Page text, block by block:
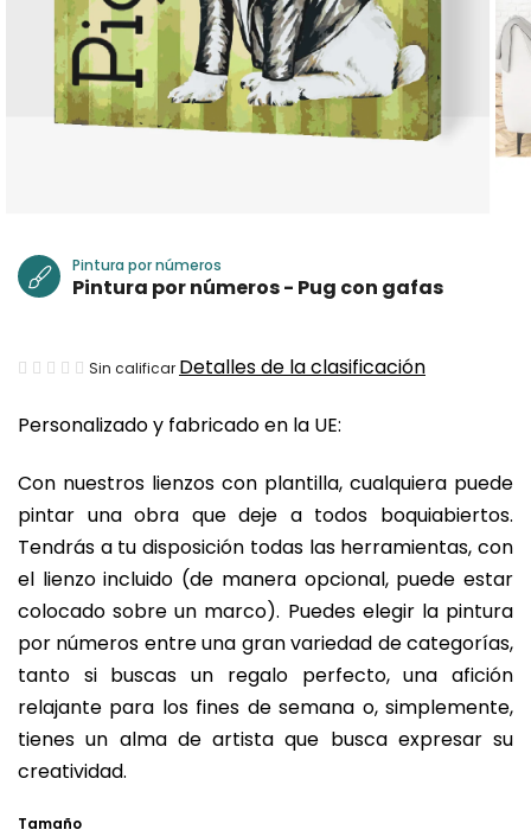
Personalizado y fabricado en la UE:
Con nuestros lienzos con plantilla, cualquiera puede
pintar una obra que deje a todos boquiabiertos.
Tendrás a tu disposición todas las herramientas, con
el lienzo incluido (de manera opcional, puede estar
colocado sobre un marco). Puedes elegir la pintura
por números entre una gran variedad de categorías,
tanto si buscas un regalo perfecto, una afición
relajante para los fines de semana o, simplemente,
tienes un alma de artista que busca expresar su
creatividad.
Tamaño
Pintura por números
Pintura por números - Pug con gafas
La
media
producto
es
de
0,0
sobre
5
estrellas.
Sin calificar Detalles de la clasificación